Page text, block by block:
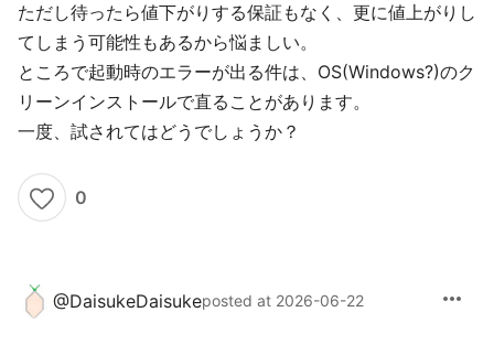
ただし待ったら値下がりする保証もなく、更に値上がりし
てしまう可能性もあるから悩ましい。
ところで起動時のエラーが出る件は、OS(Windows?)のク
リーンインストールで直ることがあります。
一度、試されてはどうでしょうか？
0
@DaisukeDaisukeposted at 2026-06-22 more_horiz